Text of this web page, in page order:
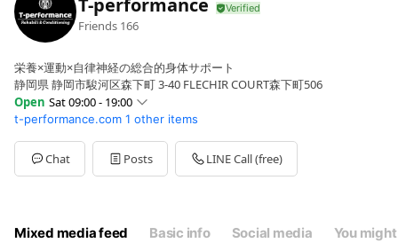
Friends 166
栄養×運動×自律神経の総合的身体サポート
静岡県 静岡市駿河区森下町 3-40 FLECHIR COURT森下町506
Open Sat 09:00 - 19:00
SunClosed
Mon09:00 - 19:00
Tue09:00 - 19:00
Wed09:00 - 19:00
Sat
09:00 - 19:00
t-performance.com 1 other items
Chat Posts LINE Call (free)
Mixed media feed Basic info Social media You